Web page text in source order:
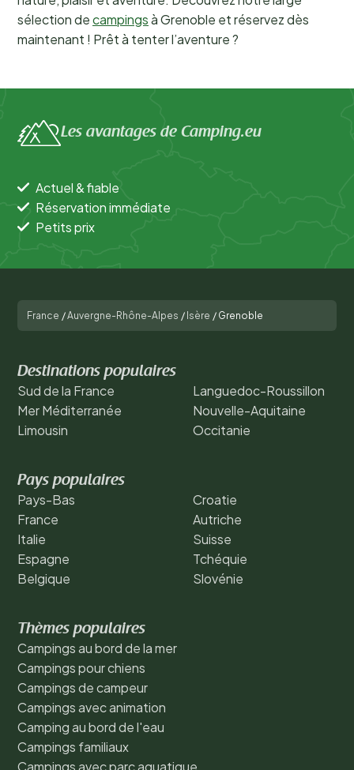
sélection decampingsà Grenoble et réservez dès
maintenant ! Prêt à tenter l’aventure ?
Les avantages de Camping.eu
Actuel & fiable
Réservation immédiate
Petits prix
France /Auvergne-Rhône-Alpes / Isère / Grenoble
Destinations populaires
Sud de la France
Mer Méditerranée
Limousin
Languedoc-Roussillon
Nouvelle-Aquitaine
Occitanie
Pays populaires
Pays-Bas
France
Italie
Espagne
Belgique
Croatie
Autriche
Suisse
Tchéquie
Slovénie
Thèmes populaires
Campings au bord de la mer
Campings pour chiens
Campings de campeur
Campings avec animation
Camping au bord de l'eau
Campings familiaux
Campings avec parc aquatique